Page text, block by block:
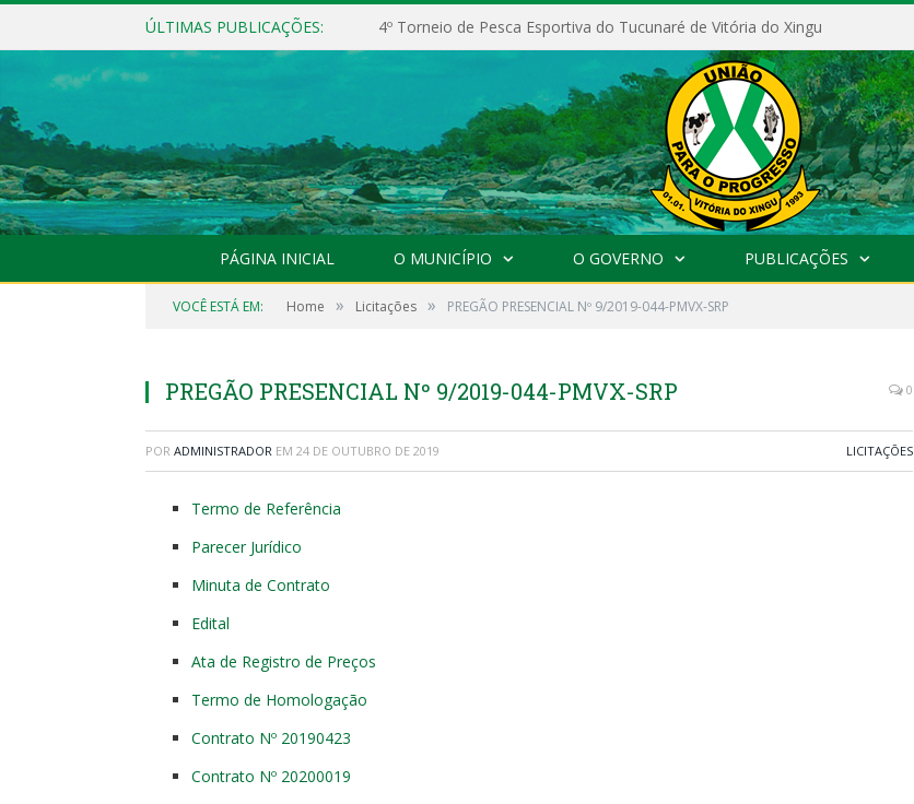
ÚLTIMAS PUBLICAÇÕES: 4º Torneio de Pesca Esportiva do Tucunaré de Vitória do Xingu
PÁGINA INICIAL O MUNICÍPIO O GOVERNO PUBLICAÇÕES
VOCÊ ESTÁ EM: Home » Licitações » PREGÃO PRESENCIAL Nº 9/2019-044-PMVX-SRP
PREGÃO PRESENCIAL Nº 9/2019-044-PMVX-SRP 0
POR ADMINISTRADOR EM 24 DE OUTUBRO DE 2019 LICITAÇÕES
Termo de Referência
Parecer Jurídico
Minuta de Contrato
Edital
Ata de Registro de Preços
Termo de Homologação
Contrato Nº 20190423
Contrato Nº 20200019